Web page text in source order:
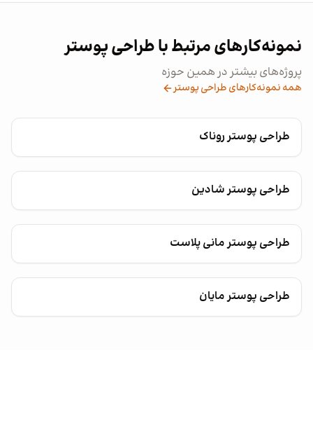
نمونه‌کارهای مرتبط با طراحی پوستر
پروژه‌های بیشتر در همین حوزه
همه نمونه‌کارهای طراحی پوستر
طراحی پوستر روناک
طراحی پوستر شادین
طراحی پوستر مانی پلاست
طراحی پوستر مایان